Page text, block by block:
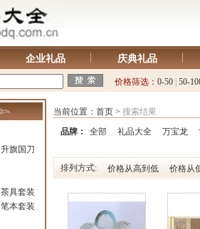
企业礼品 庆典礼品
价格筛选： 0-50 50-
升旗国刀
茶具套装
笔本套装
当前位置： 首页 > 搜索结果
品牌：
全部 礼品大全 万宝龙
排列方式: 价格从高到低 价格从